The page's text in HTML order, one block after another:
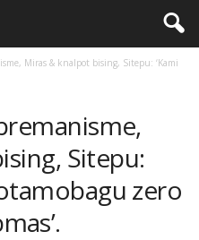
Miras & knalpot bising, Sitepu: ‘Kami
Sitepu:
zero